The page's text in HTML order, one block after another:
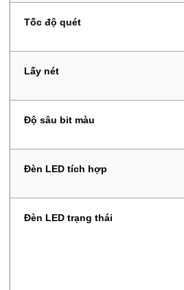
Tốc độ quét
Lấy nét
Độ sâu bit màu
Đèn LED tích hợp
Đèn LED trạng thái